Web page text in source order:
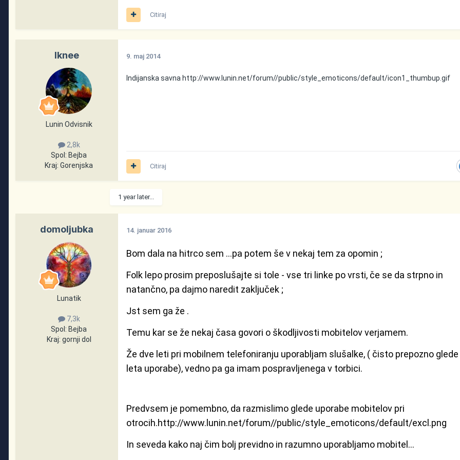
Citiraj
Iknee
Lunin Odvisnik
2,8k
Spol: Bejba
Kraj: Gorenjska
9. maj 2014
Indijanska savna http://www.lunin.net/forum//public/style_emoticons/default/icon1_thumbup.gif
Citiraj
1 year later...
domoljubka
Lunatik
7,3k
Spol: Bejba
Kraj: gornji dol
14. januar 2016
Bom dala na hitrco sem ...pa potem še v nekaj tem za opomin ;
Folk lepo prosim preposlušajte si tole - vse tri linke po vrsti, če se da strpno in
natančno, pa dajmo naredit zaključek ;
Jst sem ga že .
Temu kar se že nekaj časa govori o škodljivosti mobitelov verjamem.
Že dve leti pri mobilnem telefoniranju uporabljam slušalke, ( čisto prepozno
leta uporabe), vedno pa ga imam pospravljenega v torbici.
Predvsem je pomembno, da razmislimo glede uporabe mobitelov pri
otrocih.http://www.lunin.net/forum//public/style_emoticons/default/excl.png
In seveda kako naj čim bolj previdno in razumno uporabljamo mobitel...